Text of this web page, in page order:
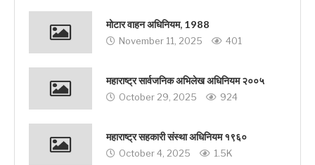
मोटार वाहन अधिनियम, 1988
November 11, 2025 401
महाराष्ट्र सार्वजनिक अभिलेख अधिनियम २००५
October 29, 2025 924
महाराष्ट्र सहकारी संस्था अधिनियम १९६०
October 4, 2025 1.5K